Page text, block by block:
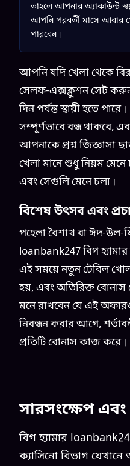
তাহলে আপনার অ্যাকাউন্ট
আপনি পরবর্তী মাসে আবার
পারবেন।
আপনি যদি খেলা থেকে
সেলফ-এক্সক্লুশন সেট
দিন পর্যন্ত স্থায়ী হতে
সম্পূর্ণভাবে বন্ধ থাকবে,
আপনাকে প্রশ্ন জিজ্ঞাসা
খেলা মানে শুধু নিয়ম
এবং সেগুলি মেনে চলা।
বিশেষ উৎসব এবং
পহেলা বৈশাখ বা ঈদ-
loanbank247 বিগ হ্যামার
এই সময়ে নতুন টেবিল
হয়, এবং অতিরিক্ত
মনে রাখবেন যে এই
নিবন্ধন করার আগে,
প্রতিটি বোনাস কাজ করে।
সারসংক্ষেপ এবং
বিগ হ্যামার
ক্যাসিনো বিভাগ